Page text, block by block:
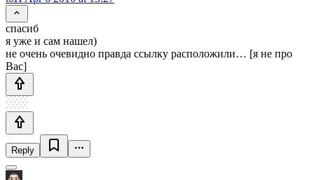
спасиб
я уже и сам нашел)
не очень очевидно правда ссылку расположили… [я не про
Вас]
Reply